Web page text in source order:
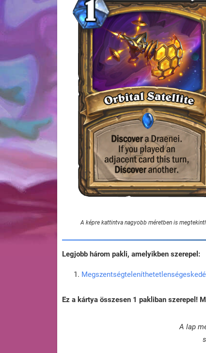
A képre kattintva nagyobb méretben is
Legjobb három pakli, amelyikben szerepel:
Ez a kártya összesen 1 pakliban szerepel!
A lap